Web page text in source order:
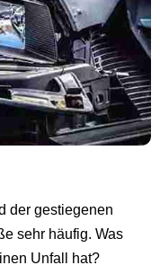
der gestiegenen
sehr häufig. Was
Unfall hat?